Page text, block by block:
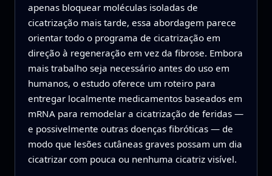
apenas bloquear moléculas isoladas de
cicatrização mais tarde, essa abordagem parece
orientar todo o programa de cicatrização em
direção à regeneração em vez da fibrose. Embora
mais trabalho seja necessário antes do uso em
humanos, o estudo oferece um roteiro para
entregar localmente medicamentos baseados em
mRNA para remodelar a cicatrização de feridas —
e possivelmente outras doenças fibróticas — de
modo que lesões cutâneas graves possam um dia
cicatrizar com pouca ou nenhuma cicatriz visível.